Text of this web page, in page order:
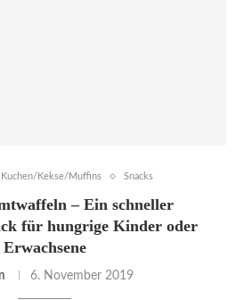
Kuchen/Kekse/Muffins Snacks
– Ein schneller
für hungrige Kinder oder
Erwachsene
6. November 2019